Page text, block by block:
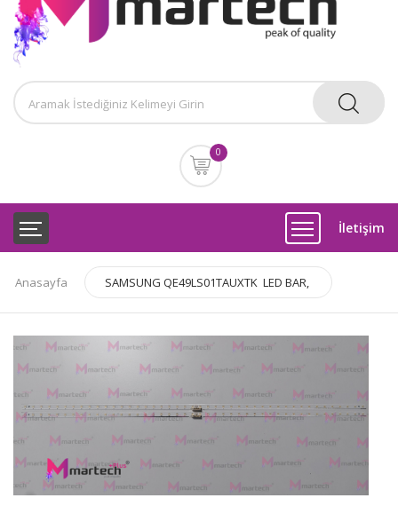
0
İletişim
Anasayfa SAMSUNG QE49LS01TAUXTK LED BAR,